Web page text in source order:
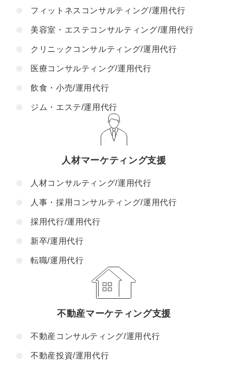
フィットネスコンサルティング/運用代行
美容室・エステコンサルティング/運用代行
クリニックコンサルティング/運用代行
医療コンサルティング/運用代行
飲食・小売/運用代行
ジム・エステ/運用代行
人材マーケティング支援
人材コンサルティング/運用代行
人事・採用コンサルティング/運用代行
採用代行/運用代行
新卒/運用代行
転職/運用代行
不動産マーケティング支援
不動産コンサルティング/運用代行
不動産投資/運用代行